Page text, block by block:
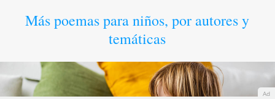
Más poemas para niños, por autores y
temáticas
Ad